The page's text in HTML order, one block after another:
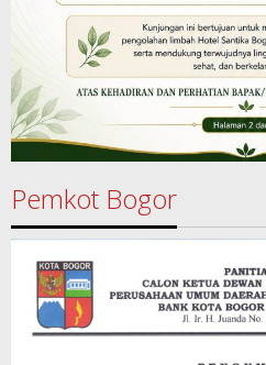
Pemkot Bogor